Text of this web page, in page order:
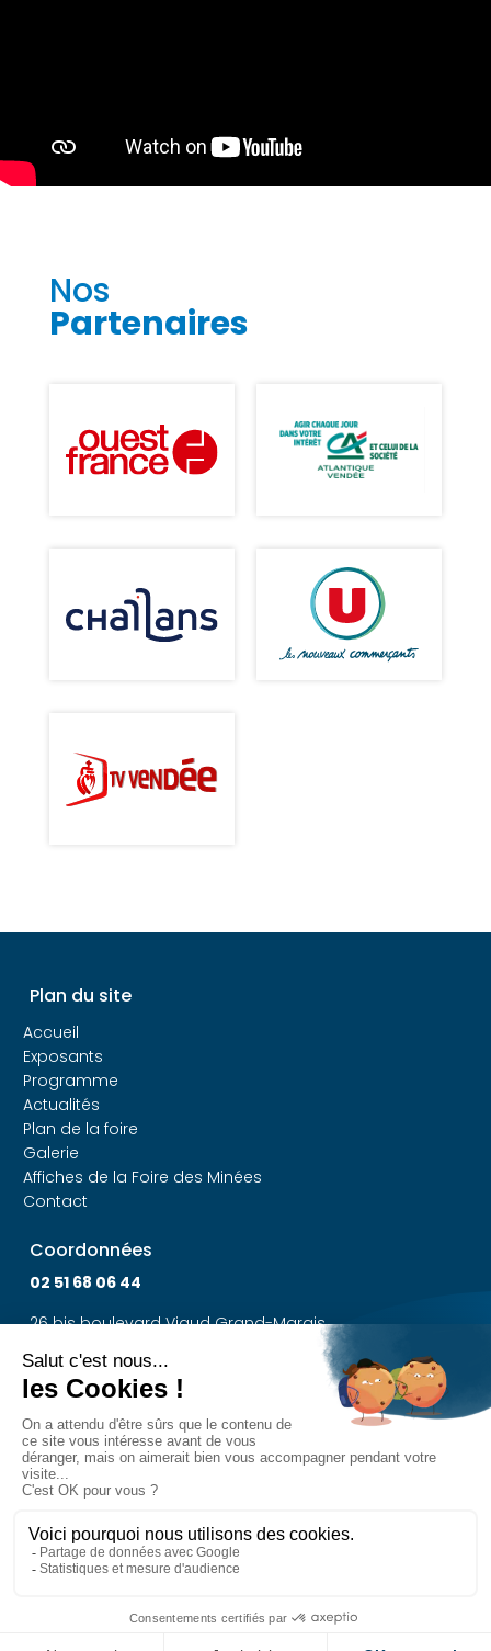
Nos
Partenaires
Plan du site
Accueil
Exposants
Programme
Actualités
Plan de la foire
Galerie
Affiches de la Foire des Minées
Contact
Coordonnées
02 51 68 06 44
26 bis boulevard Viaud Grand-Marais
85300 Challans
Devenir exposant
Dossier d'Admission
Suivez-nous